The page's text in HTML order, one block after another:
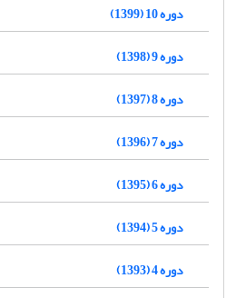
دوره 10 (1399)
دوره 9 (1398)
دوره 8 (1397)
دوره 7 (1396)
دوره 6 (1395)
دوره 5 (1394)
دوره 4 (1393)